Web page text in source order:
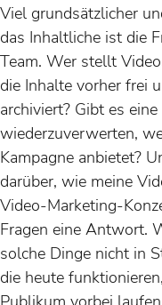
Viel grundsätzlicher
das Inhaltliche ist die
Team. Wer stellt
die Inhalte vorher frei
archiviert? Gibt es
wiederzuverwerten,
Kampagne anbietet?
darüber, wie meine
Video-Marketing-
Fragen eine Antwort.
solche Dinge nicht in
die heute
Publikum vorbei